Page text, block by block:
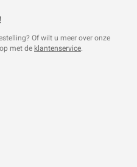
Of wilt u meer over onze
met deklantenservice.